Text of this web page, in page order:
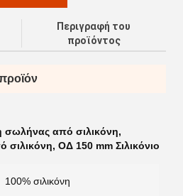
Περιγραφή του
προϊόντος
σωλήνας από σιλικόνη,
σιλικόνη, ΟΔ 150 mm Σιλικόνιο
100% σιλικόνη